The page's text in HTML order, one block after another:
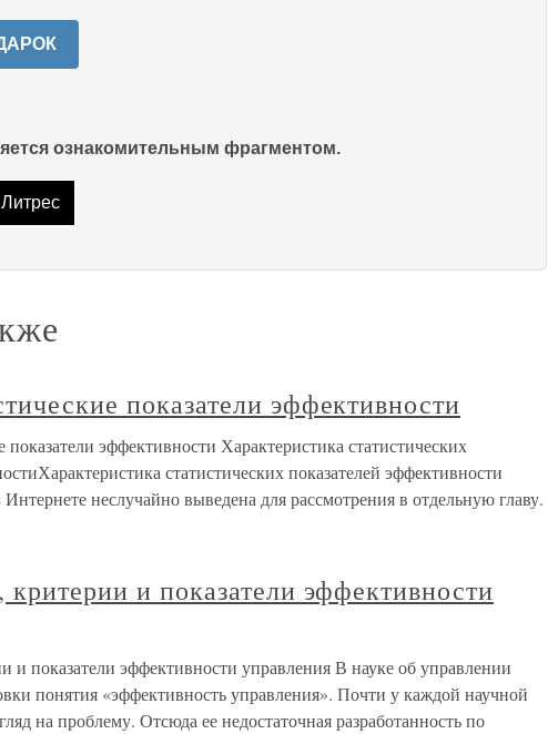
ознакомительным фрагментом.
показатели эффективности
показатели эффективности Характеристика статистических
статистических показателей эффективности
неслучайно выведена для рассмотрения в отдельную главу.
и показатели эффективности
и показатели эффективности управления В науке об управлении
понятия «эффективность управления». Почти у каждой научной
на проблему. Отсюда ее недостаточная разработанность по